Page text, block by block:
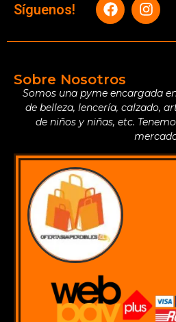
Síguenos!
Sobre Nosotros
Somos una pyme encargada
de belleza, lencería, calzado,
de niños y niñas, etc.